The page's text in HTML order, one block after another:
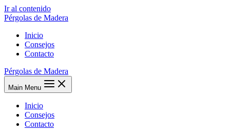
Ir al contenido
Pérgolas de Madera
Inicio
Consejos
Contacto
Pérgolas de Madera
Main Menu
Inicio
Consejos
Contacto